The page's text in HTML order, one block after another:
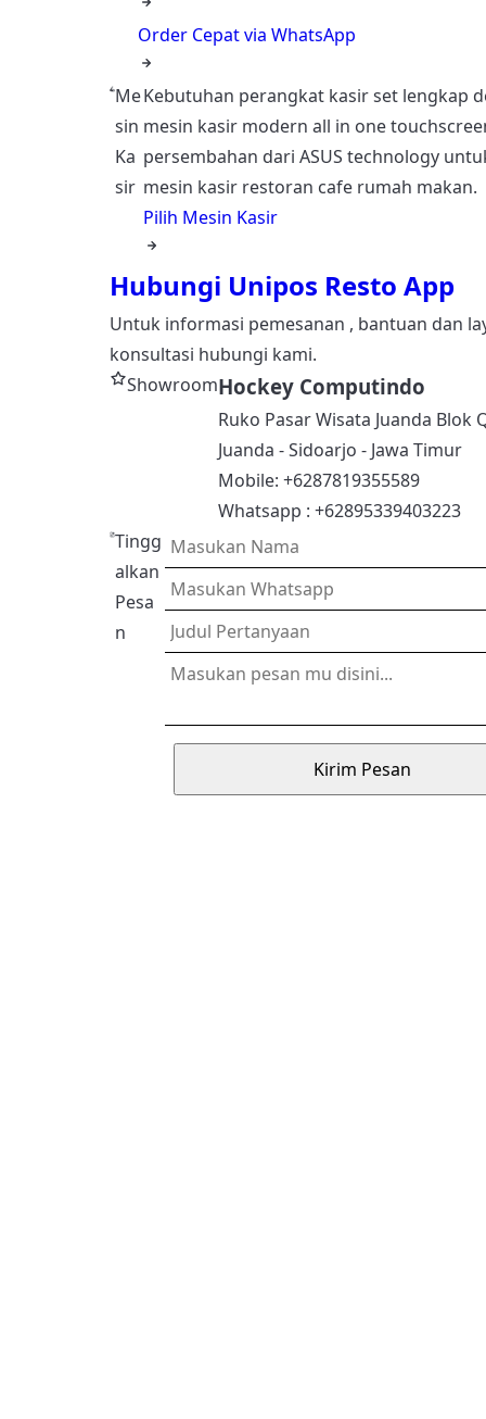
Order Cepat via WhatsApp
Me
sin
Ka
sir
Kebutuhan perangkat kasir set lengkap
mesin kasir modern all in one
persembahan dari ASUS technology
mesin kasir restoran cafe rumah makan.
Pilih Mesin Kasir
Hubungi Unipos Resto App
Untuk informasi pemesanan , bantuan dan
konsultasi hubungi kami.
ShowroomHockey Computindo
Ruko Pasar Wisata Juanda Blok
Juanda - Sidoarjo - Jawa Timur
Mobile: +6287819355589
Whatsapp : +62895339403223
Tingg
alkan
Pesa
n
Kirim Pesan